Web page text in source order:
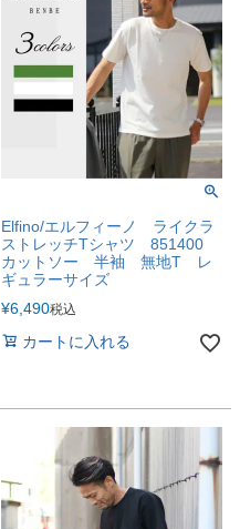
Elfino/エルフィーノ ライクラ
ストレッチTシャツ 851400
カットソー 半袖 無地T レ
ギュラーサイズ
¥6,490税込
カートに入れる